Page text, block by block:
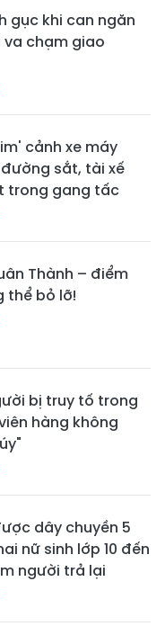
gục khi can ngăn
va chạm giao
cảnh xe máy
sắt, tài xế
trong gang tấc
Thành – điểm
thể bỏ lỡ!
bị truy tố trong
hàng không
dây chuyền 5
nữ sinh lớp 10 đến
người trả lại